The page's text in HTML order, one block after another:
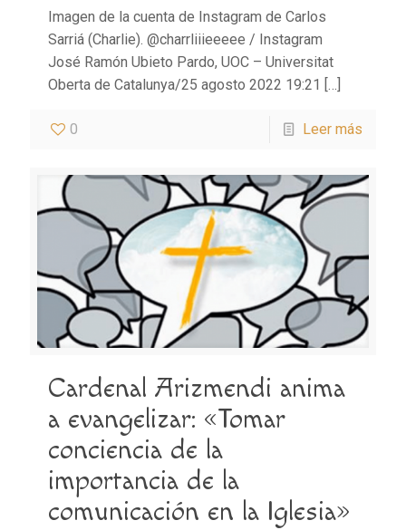
Imagen de la cuenta de Instagram de Carlos
Sarriá (Charlie). @charrliiieeeee / Instagram
José Ramón Ubieto Pardo, UOC – Universitat
Oberta de Catalunya/25 agosto 2022 19:21 […]
0 Leer más
Cardenal Arizmendi anima
a evangelizar: «Tomar
conciencia de la
importancia de la
comunicación en la Iglesia»